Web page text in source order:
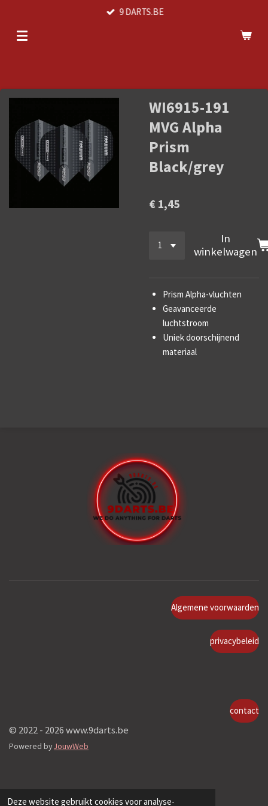
Deze website gebruikt cookies voor analyse-
naar
9 DARTS.BE
WI6915-191
MVG Alpha
Prism
Black/grey
€ 1,45
In
winkelwagen
Prism Alpha-vluchten
Geavanceerde
luchtstroom
Uniek doorschijnend
materiaal
Algemene voorwaarden
privacybeleid
contact
© 2022 - 2026 www.9darts.be
Powered byJouwWeb